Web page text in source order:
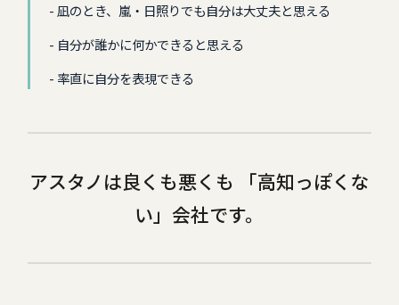
凪のとき、嵐・日照りでも自分は大丈夫と思える
自分が誰かに何かできると思える
率直に自分を表現できる
アスタノは良くも悪くも 「高知っぽくな
い」会社です。